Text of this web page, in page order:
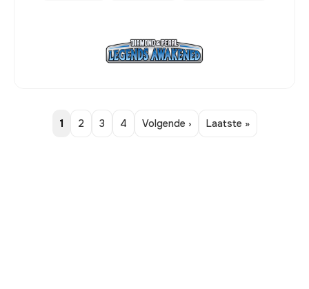
1 2 3 4 Volgende › Laatste »